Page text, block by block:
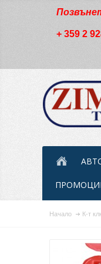
+ 359 2
Начало К-т